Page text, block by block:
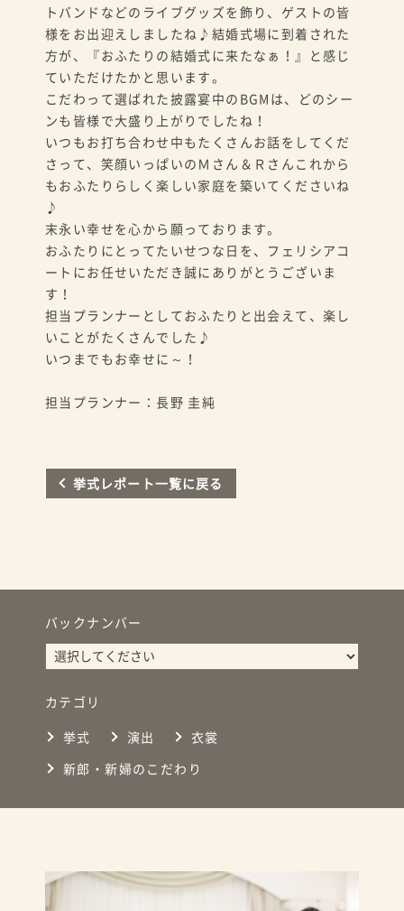
トバンドなどのライブグッズを飾り、ゲストの皆
様をお出迎えしましたね♪結婚式場に到着された
方が、『おふたりの結婚式に来たなぁ！』と感じ
ていただけたかと思います。
こだわって選ばれた披露宴中のBGMは、どのシー
ンも皆様で大盛り上がりでしたね！
いつもお打ち合わせ中もたくさんお話をしてくだ
さって、笑顔いっぱいのＭさん＆Ｒさんこれから
もおふたりらしく楽しい家庭を築いてくださいね
♪
末永い幸せを心から願っております。
おふたりにとってたいせつな日を、フェリシアコ
ートにお任せいただき誠にありがとうございま
す！
担当プランナーとしておふたりと出会えて、楽し
いことがたくさんでした♪
いつまでもお幸せに～！
担当プランナー：長野 圭純
挙式レポート一覧に戻る
バックナンバー
カテゴリ
挙式 演出 衣裳
新郎・新婦のこだわり